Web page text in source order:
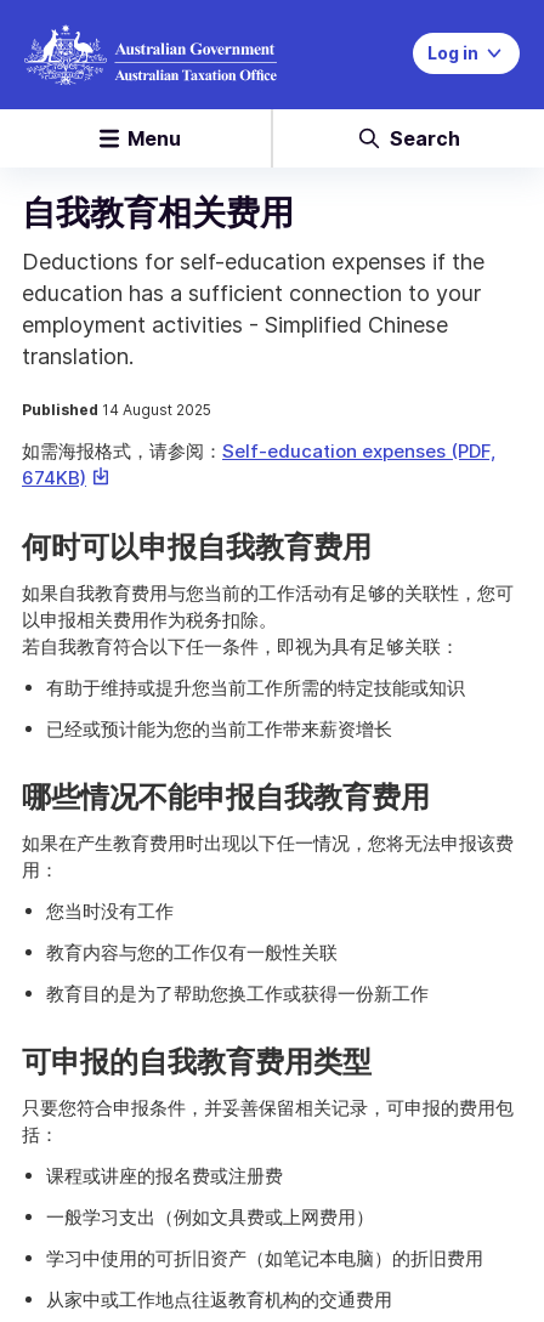
Log in
Menu Search
自我教育相关费用
Deductions for self-education expenses if the
education has a sufficient connection to your
employment activities - Simplified Chinese
translation.
Published 14 August 2025
如需海报格式，请参阅： Self-education expenses (PDF,
674KB) This
will
download
a
file
何时可以申报自我教育费用
如果自我教育费用与您当前的工作活动有足够的关联性，您可
以申报相关费用作为税务扣除。
若自我教育符合以下任一条件，即视为具有足够关联：
有助于维持或提升您当前工作所需的特定技能或知识
已经或预计能为您的当前工作带来薪资增长
哪些情况不能申报自我教育费用
如果在产生教育费用时出现以下任一情况，您将无法申报该费
用：
您当时没有工作
教育内容与您的工作仅有一般性关联
教育目的是为了帮助您换工作或获得一份新工作
可申报的自我教育费用类型
只要您符合申报条件，并妥善保留相关记录，可申报的费用包
括：
课程或讲座的报名费或注册费
一般学习支出（例如文具费或上网费用）
学习中使用的可折旧资产（如笔记本电脑）的折旧费用
从家中或工作地点往返教育机构的交通费用